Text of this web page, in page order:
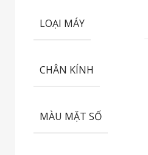
LOẠI MÁY
CHÂN KÍNH
MÀU MẶT SỐ